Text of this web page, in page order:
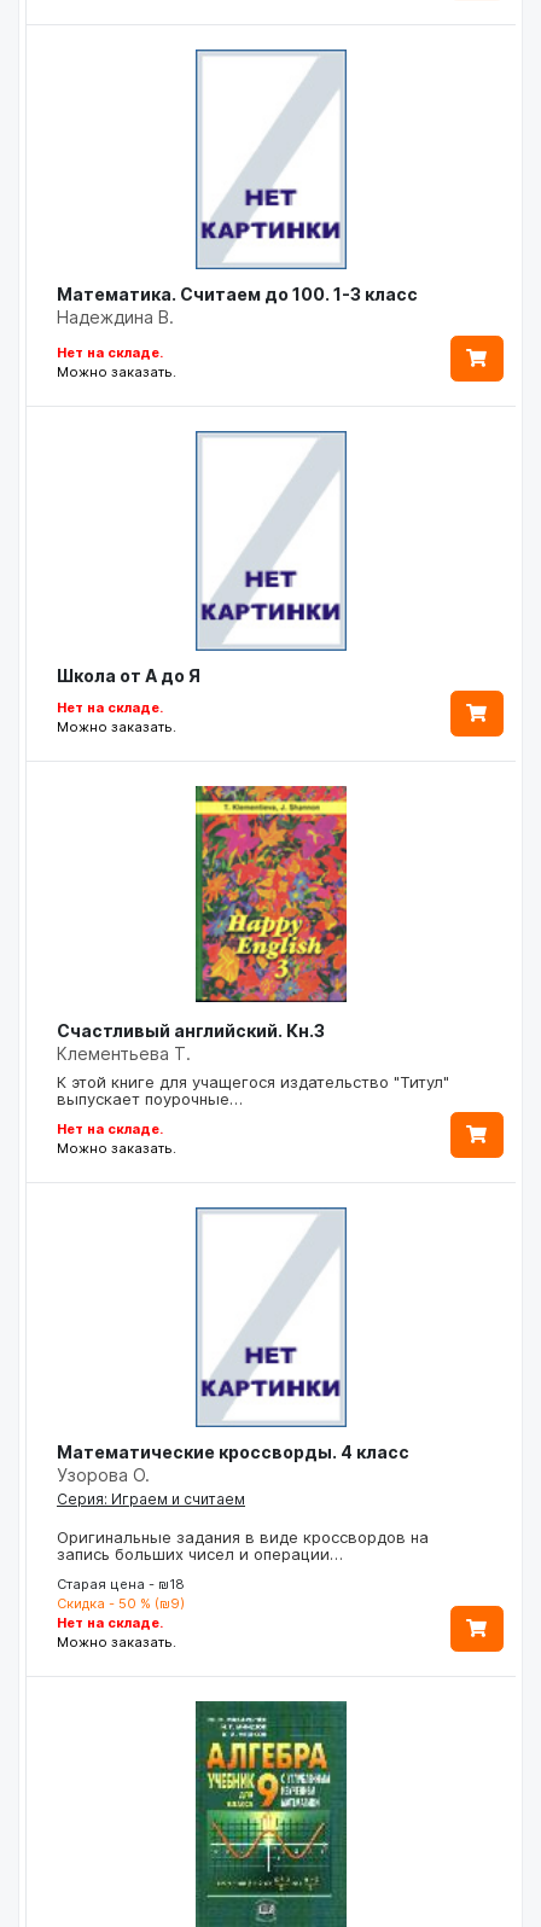
Математика. Считаем до 100. 1-3 класс
Надеждина В.
Нет на складе.
Можно заказать.
Школа от А до Я
Нет на складе.
Можно заказать.
Счастливый английский. Кн.3
Клементьева Т.
К этой книге для учащегося издательство "Титул"
выпускает поурочные…
Нет на складе.
Можно заказать.
Математические кроссворды. 4 класс
Узорова О.
Серия: Играем и считаем
Оригинальные задания в виде кроссвордов на
запись больших чисел и операции…
Старая цена - ₪18
Скидка - 50 % (₪9)
Нет на складе.
Можно заказать.